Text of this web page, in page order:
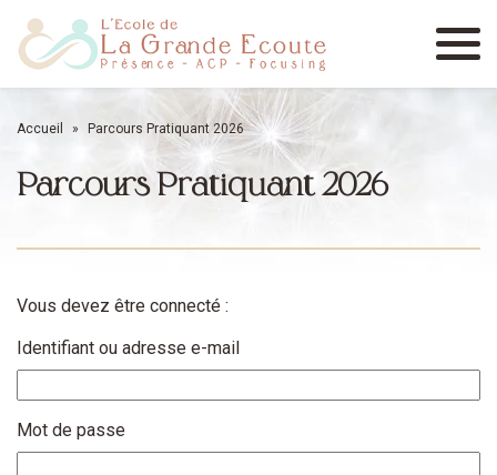
Menu
Accueil » Parcours Pratiquant 2026
Parcours Pratiquant 2026
Vous devez être connecté :
Identifiant ou adresse e-mail
Mot de passe